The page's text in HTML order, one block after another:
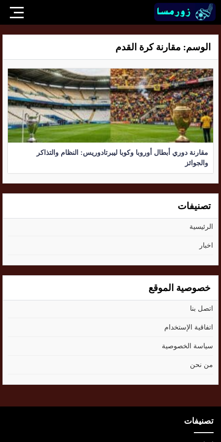
الوسم: مقارنة كرة القدم
مقارنة دوري أبطال أوروبا وكوبا ليبرتادوريس: النظام والتذاكر
والجوائز
تصنيفات
الرئيسية
اخبار
خصوصية الموقع
اتصل بنا
اتفاقية الإستخدام
سياسة الخصوصية
من نحن
تصنيفات